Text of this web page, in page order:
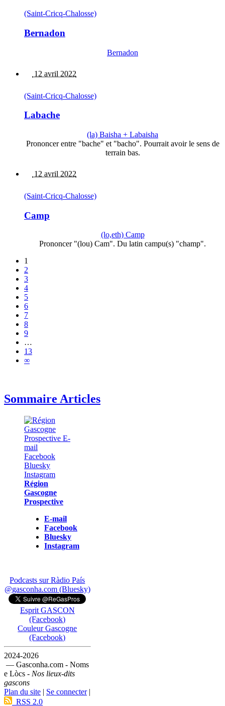
(Saint-Cricq-Chalosse)
Bernadon
Bernadon
12 avril 2022
(Saint-Cricq-Chalosse)
Labache
(la) Baisha + Labaisha
Prononcer entre "bache" et "bacho". Pourrait avoir le sens de
terrain bas.
12 avril 2022
(Saint-Cricq-Chalosse)
Camp
(lo,eth) Camp
Prononcer "(lou) Cam". Du latin campu(s) "champ".
1
2
3
4
5
6
7
8
9
…
13
∞
Sommaire Articles
Région
Gascogne
Prospective
E-mail
Facebook
Bluesky
Instagram
Podcasts sur Ràdio País
@gasconha.com (Bluesky)
Esprit GASCON
(Facebook)
Couleur Gascogne
(Facebook)
2024-2026
— Gasconha.com - Noms
e Lòcs - Nos lieux-dits
gascons
Plan du site | Se connecter|
RSS 2.0